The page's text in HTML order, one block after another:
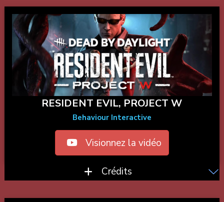
RESIDENT EVIL, PROJECT W
Behaviour Interactive
Visionnez la vidéo
Crédits